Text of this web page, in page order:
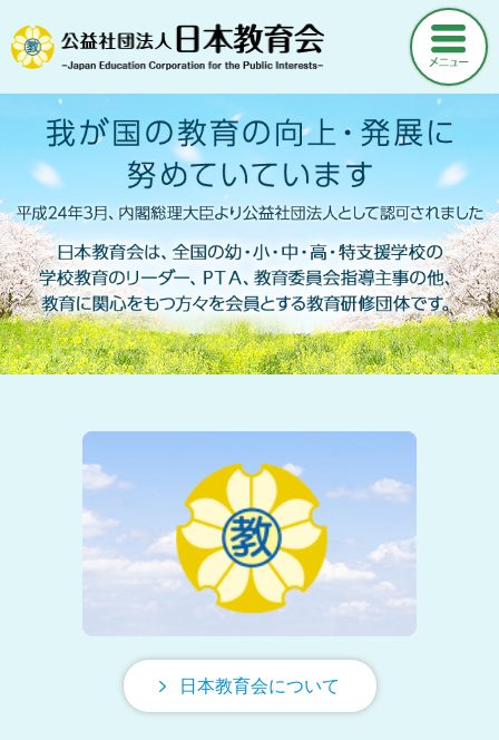
ホーム
日本教育会について
当会の活動について
会員登録・定期購読など
刊行物
各種用紙ダウンロード
03-5803-9707 お問い合わせ
nkk@nihonkyouikukai.or.jp
日本教育会について